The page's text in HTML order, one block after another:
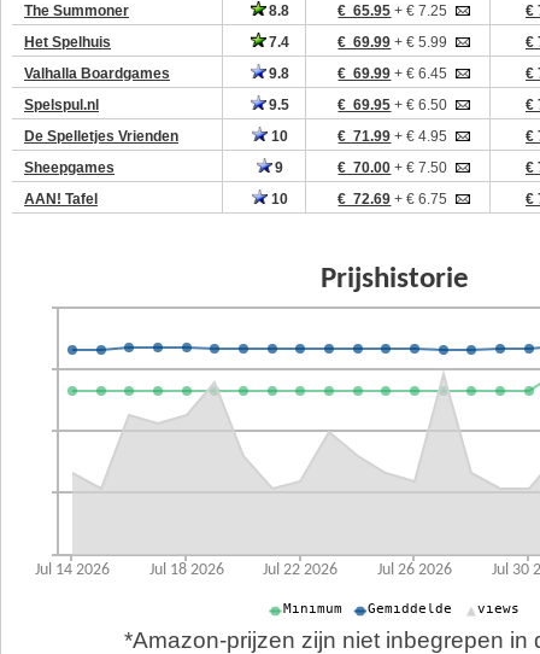
The Summoner
8.8 € 65.95 + € 7.25
€
Het Spelhuis
7.4 € 69.99 + € 5.99
€
Valhalla Boardgames
9.8 € 69.99 + € 6.45
€
Spelspul.nl
9.5 € 69.95 + € 6.50
€
De Spelletjes Vrienden
10 € 71.99 + € 4.95
€
Sheepgames
9 € 70.00 + € 7.50
€
AAN! Tafel
10 € 72.69 + € 6.75 €
*Amazon-prijzen zijn niet inbegrepen in